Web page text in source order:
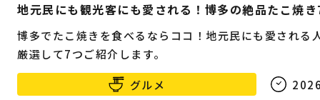
地元民にも観光客にも愛される！博多の絶品たこ焼
博多でたこ焼きを食べるならココ！地元民にも愛される
厳選して7つご紹介します。
グルメ